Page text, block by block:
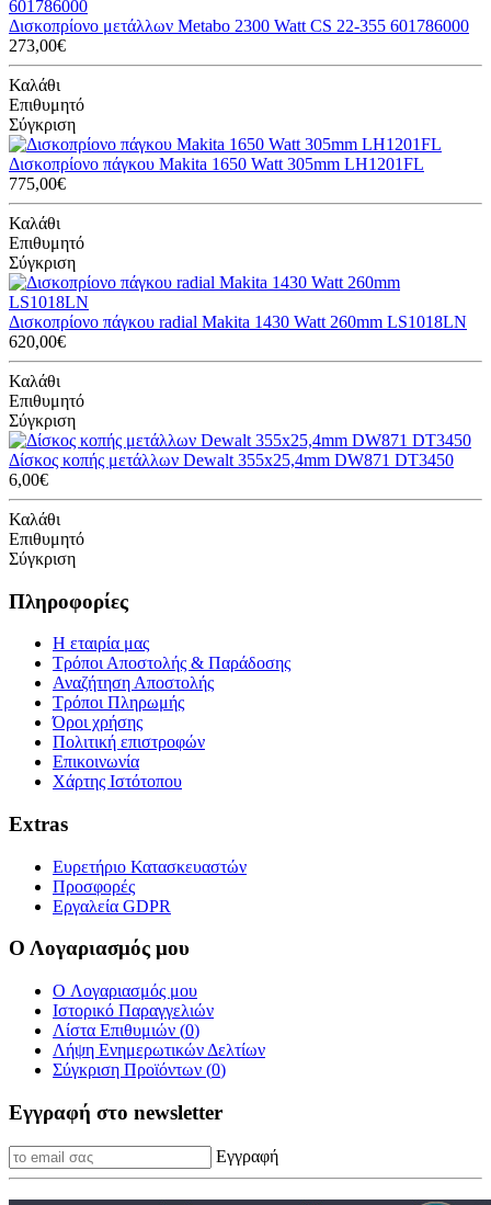
Δισκοπρίονο μετάλλων Metabo 2300 Watt CS 22-355 601786000
273,00€
Καλάθι
Επιθυμητό
Σύγκριση
Δισκοπρίονο πάγκου Makita 1650 Watt 305mm LH1201FL
775,00€
Καλάθι
Επιθυμητό
Σύγκριση
Δισκοπρίονο πάγκου radial Makita 1430 Watt 260mm LS1018LN
620,00€
Καλάθι
Επιθυμητό
Σύγκριση
Δίσκος κοπής μετάλλων Dewalt 355x25,4mm DW871 DT3450
6,00€
Καλάθι
Επιθυμητό
Σύγκριση
Πληροφορίες
Η εταιρία μας
Τρόποι Αποστολής & Παράδοσης
Αναζήτηση Αποστολής
Τρόποι Πληρωμής
Όροι χρήσης
Πολιτική επιστροφών
Επικοινωνία
Χάρτης Ιστότοπου
Extras
Ευρετήριο Κατασκευαστών
Προσφορές
Εργαλεία GDPR
Ο Λογαριασμός μου
O Λογαριασμός μου
Ιστορικό Παραγγελιών
Λίστα Επιθυμιών (0)
Λήψη Ενημερωτικών Δελτίων
Σύγκριση Προϊόντων (0)
Εγγραφή στο newsletter
Εγγραφή